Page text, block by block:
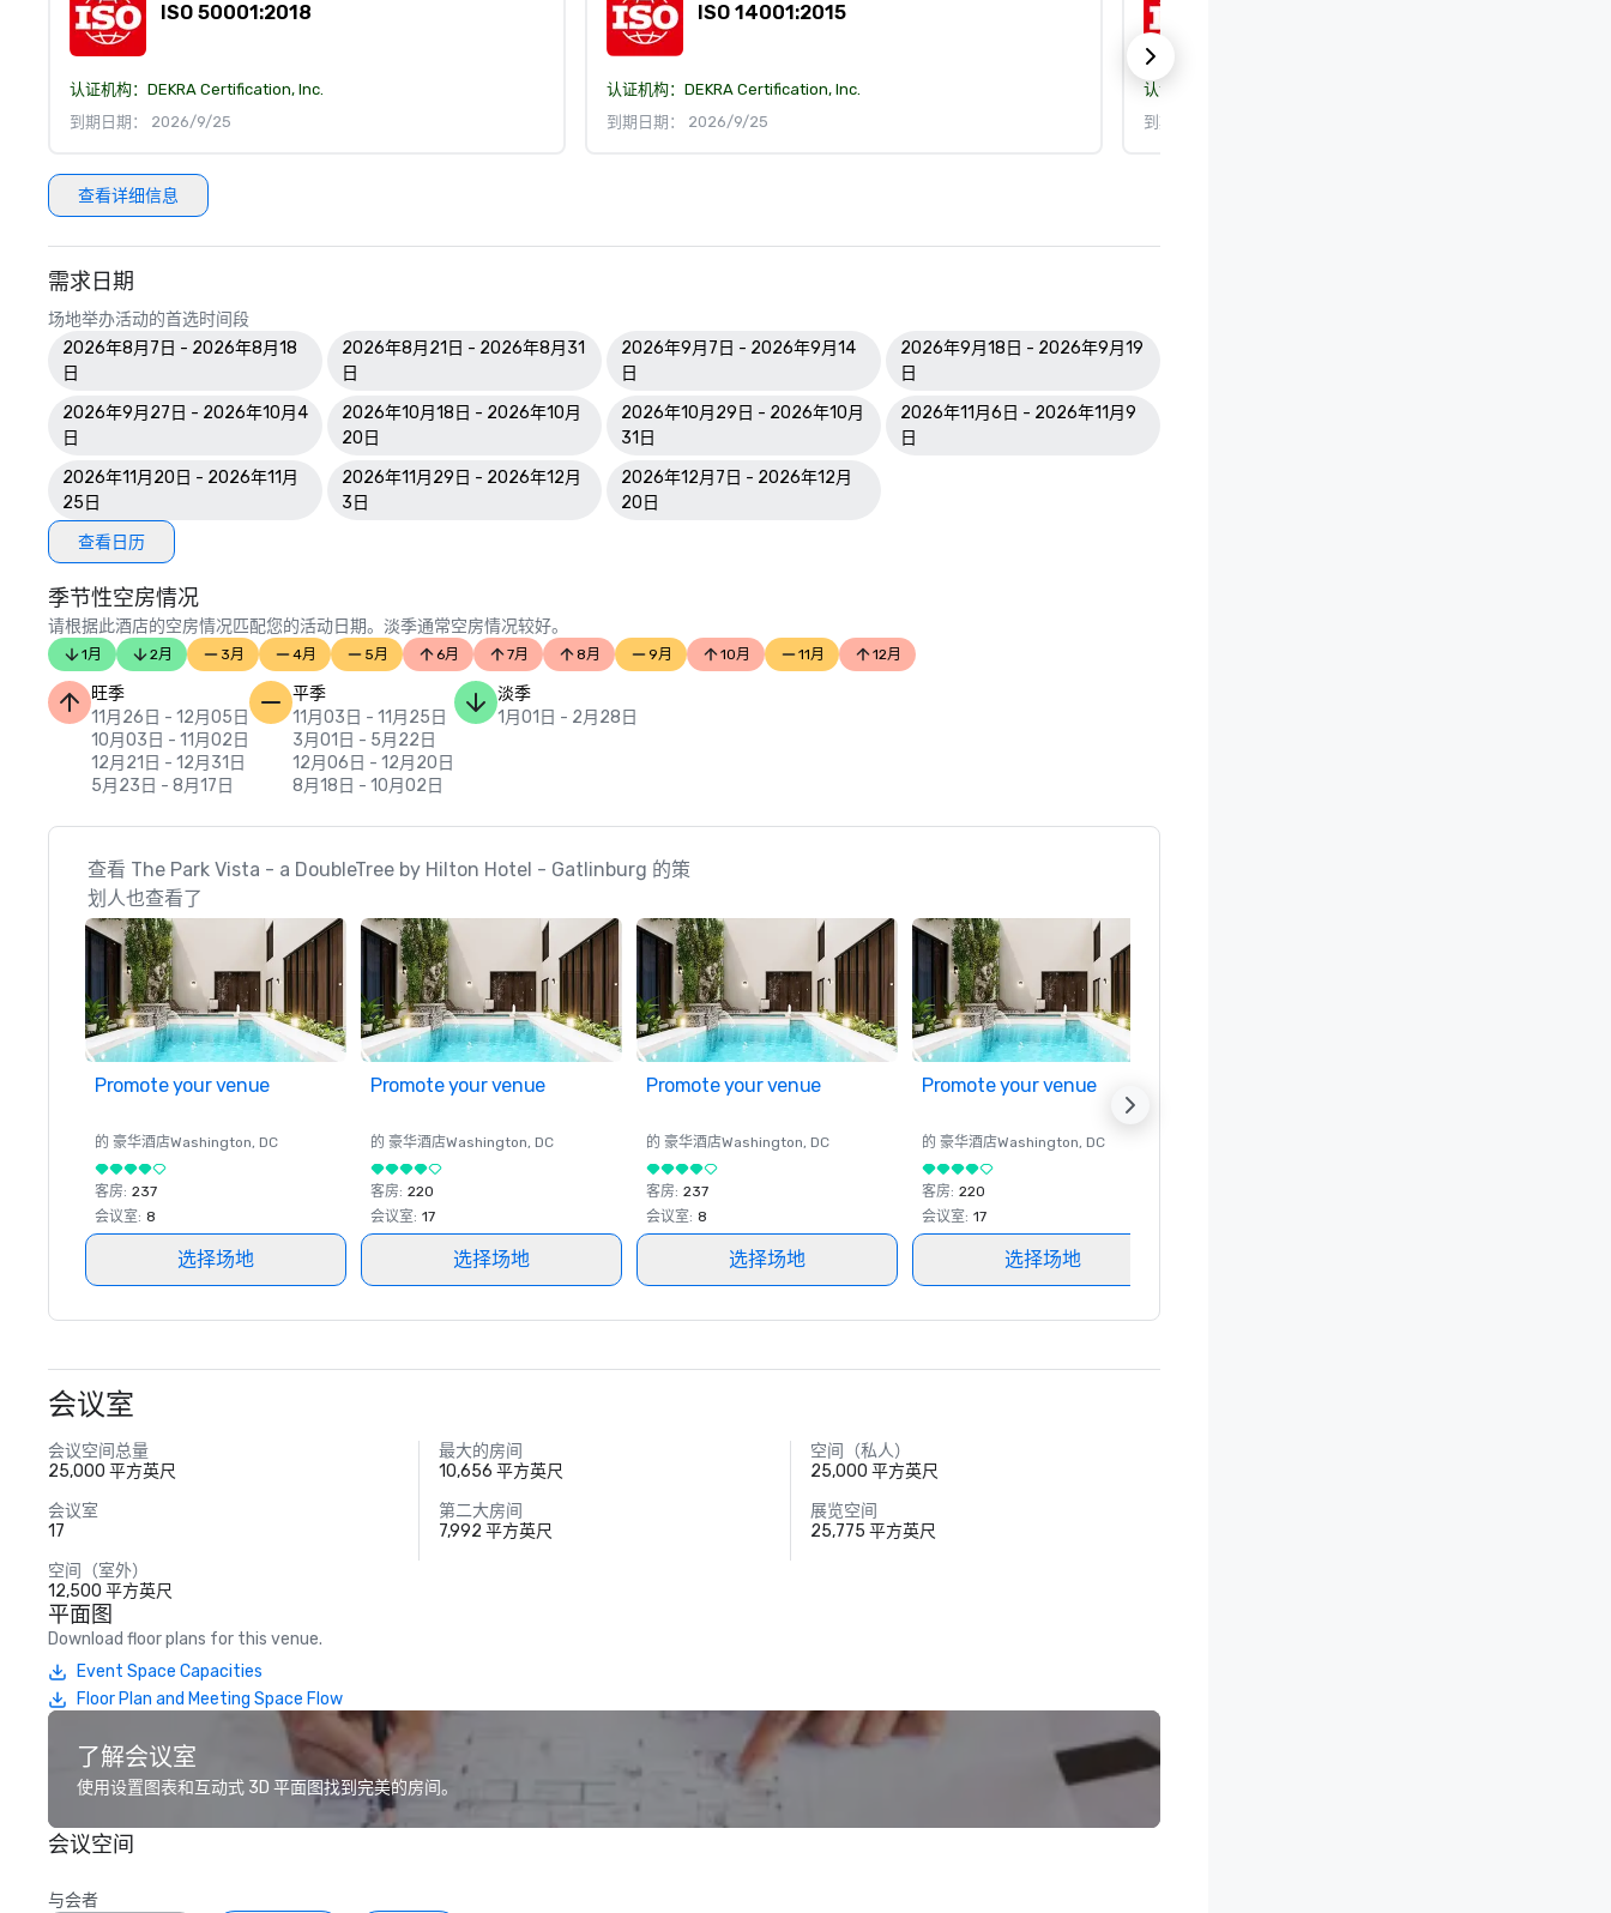
ISO 50001:2018
认证机构： DEKRA Certification, Inc.
到期日期： 2026/9/25
ISO 14001:2015
认证机构： DEKRA Certification, Inc.
到期日期： 2026/9/25
认证机构：
到期日期： 2026/9/25
查看详细信息
需求日期
场地举办活动的首选时间段
2026年8月7日 - 2026年8月18
日
2026年8月21日 - 2026年8月31
日
2026年9月7日 - 2026年9月14
日
2026年9月18日 - 2026年9月19
日
2026年9月27日 - 2026年10月4
日
2026年10月18日 - 2026年10月
20日
2026年10月29日 - 2026年10月
31日
2026年11月6日 - 2026年11月9
日
2026年11月20日 - 2026年11月
25日
2026年11月29日 - 2026年12月
3日
2026年12月7日 - 2026年12月
20日
查看日历
季节性空房情况
请根据此酒店的空房情况匹配您的活动日期。淡季通常空房情况较好。
1月 2月 3月 4月 5月 6月 7月 8月 9月 10月 11月 12月
旺季
11月26日 - 12月05日
10月03日 - 11月02日
12月21日 - 12月31日
5月23日 - 8月17日
平季
11月03日 - 11月25日
3月01日 - 5月22日
12月06日 - 12月20日
8月18日 - 10月02日
淡季
1月01日 - 2月28日
查看 The Park Vista - a DoubleTree by Hilton Hotel - Gatlinburg 的策
划人也查看了
Promote your venue
的 豪华酒店Washington, DC
客房: 237
会议室: 8
选择场地
Promote your venue
的 豪华酒店Washington, DC
客房: 220
会议室: 17
选择场地
Promote your venue
的 豪华酒店Washington, DC
客房: 237
会议室: 8
选择场地
Promote your venue
的 豪华酒店Washington, DC
客房: 220
会议室: 17
选择场地
会议室
会议空间总量
25,000 平方英尺
最大的房间
10,656 平方英尺
空间（私人）
25,000 平方英尺
会议室
17
第二大房间
7,992 平方英尺
展览空间
25,775 平方英尺
空间（室外）
12,500 平方英尺
平面图
Download floor plans for this venue.
Event Space Capacities
Floor Plan and Meeting Space Flow
了解会议室
使用设置图表和互动式 3D 平面图找到完美的房间。
会议空间
与会者